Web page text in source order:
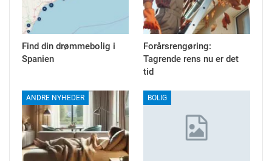
Find din drømmebolig i
Spanien
Forårsrengøring:
Tagrende rens nu er det
tid
ANDRE NYHEDER BOLIG